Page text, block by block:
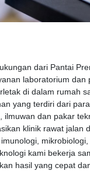
dari Pantai
laboratorium dan
di dalam rumah
yang terdiri dari
ilmuwan dan pakar
klinik rawat jalan
kami bekerja
hasil yang cepat